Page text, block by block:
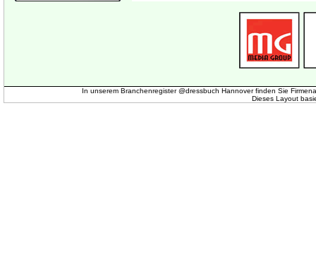
In unserem Branchenregister @dressbuch Hannover finden Sie
Dieses Layout